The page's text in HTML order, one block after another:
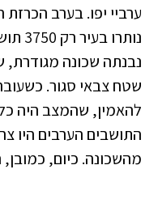
ערביי יפו. בערב
נבנתה שכונה מגודרת,
שטח צבאי סגור.
להאמין, שהמצב היה
התושבים הערבים היו
מהשכונה. כיום, כמובן,